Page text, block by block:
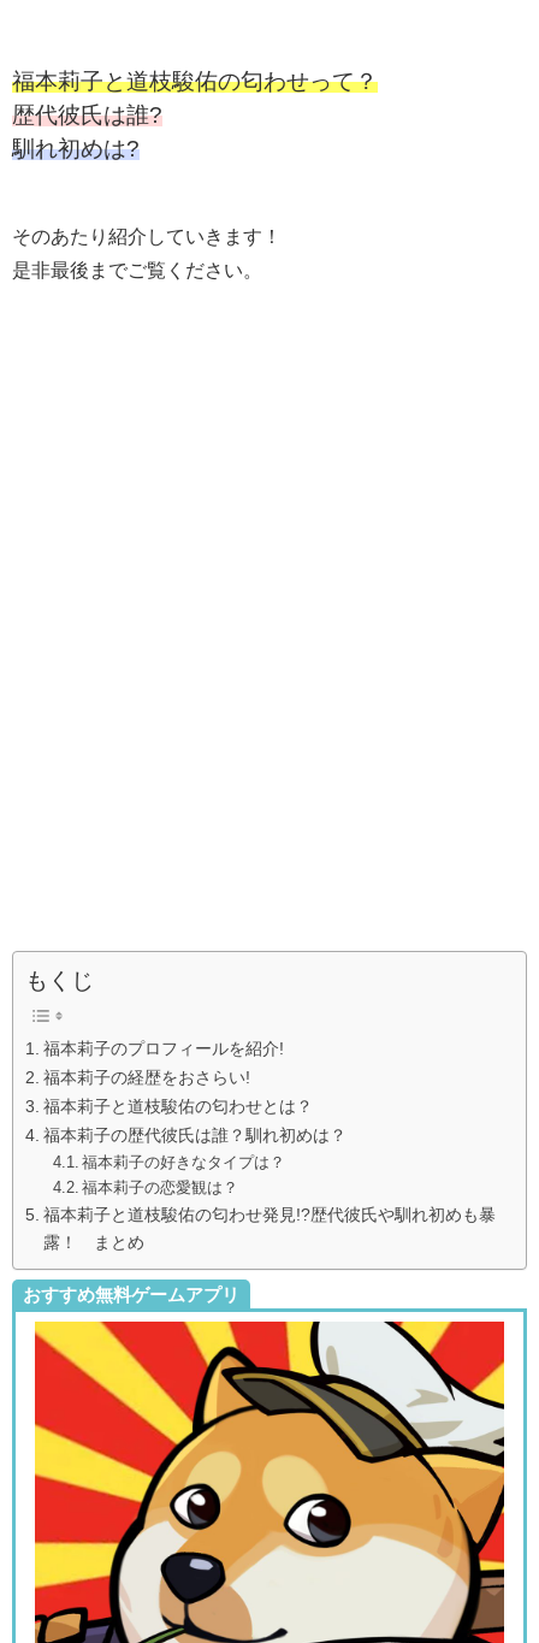
福本莉子と道枝駿佑の匂わせって？
歴代彼氏は誰?
馴れ初めは?
そのあたり紹介していきます！
是非最後までご覧ください。
もくじ
福本莉子のプロフィールを紹介!
福本莉子の経歴をおさらい!
福本莉子と道枝駿佑の匂わせとは？
福本莉子の歴代彼氏は誰？馴れ初めは？
福本莉子の好きなタイプは？
福本莉子の恋愛観は？
福本莉子と道枝駿佑の匂わせ発見!?歴代彼氏や馴れ初めも暴
露！ まとめ
おすすめ無料ゲームアプリ